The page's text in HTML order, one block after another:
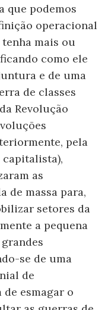
que podemos
operacional
mais ou
como ele
e de uma
de classes
Revolução
pela
capitalista),
as
de massa para,
setores da
a pequena
se de uma
de
de esmagar o